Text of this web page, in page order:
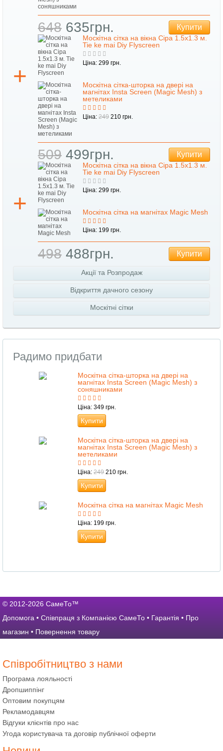
648 635грн. Купити
Москітна сітка на вікна Сіра 1.5х1.3 м.
Tie ke mai Diy Flyscreen
Ціна: 299 грн.
Москітна сітка-шторка на двері на
магнітах Insta Screen (Magic Mesh) з
метеликами
Ціна: 249 210 грн.
509 499грн. Купити
Москітна сітка на вікна Сіра 1.5х1.3 м.
Tie ke mai Diy Flyscreen
Ціна: 299 грн.
Москітна сітка на магнітах Magic Mesh
Ціна: 199 грн.
498 488грн. Купити
Акції та Розпродаж
Відкриття дачного сезону
Москітні сітки
Радимо придбати
Москітна сітка-шторка на двері на
магнітах Insta Screen (Magic Mesh) з
соняшниками
Ціна: 349 грн.
Купити
Москітна сітка-шторка на двері на
магнітах Insta Screen (Magic Mesh) з
метеликами
Ціна: 249 210 грн.
Купити
Москітна сітка на магнітах Magic Mesh
Ціна: 199 грн.
Купити
© 2012-2026 СамеТо™
Допомога • Співпраця з Компанією СамеТо • Гарантія • Про
магазин • Повернення товару
Співробітництво з нами
Програма лояльності
Дропшиппінг
Оптовим покупцям
Рекламодавцям
Відгуки клієнтів про нас
Угода користувача та договір публічної оферти